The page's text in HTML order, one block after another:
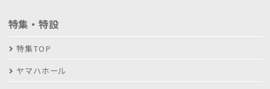
特集・特設
特集TOP
ヤマハホール